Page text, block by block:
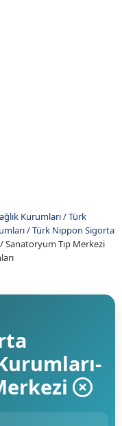
Kurumları/Türk
/Türk Nippon Sigorta
/Sanatoryum Tıp Merkezi